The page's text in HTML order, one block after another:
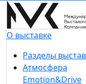
О выставке
Разделы
Атмосфера
Emotion&Drive